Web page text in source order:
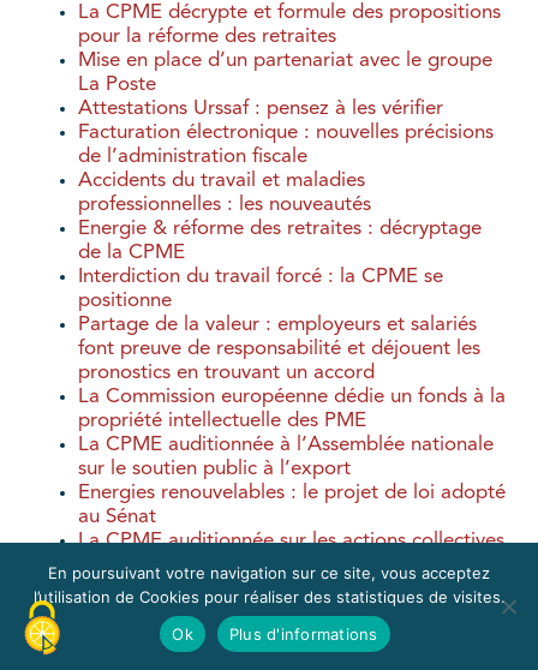
La CPME décrypte et formule des propositions
pour la réforme des retraites
Mise en place d’un partenariat avec le groupe
La Poste
Attestations Urssaf : pensez à les vérifier
Facturation électronique : nouvelles précisions
de l’administration fiscale
Accidents du travail et maladies
professionnelles : les nouveautés
Energie & réforme des retraites : décryptage
de la CPME
Interdiction du travail forcé : la CPME se
positionne
Partage de la valeur : employeurs et salariés
font preuve de responsabilité et déjouent les
pronostics en trouvant un accord
La Commission européenne dédie un fonds à la
propriété intellectuelle des PME
La CPME auditionnée à l’Assemblée nationale
sur le soutien public à l’export
Energies renouvelables : le projet de loi adopté
au Sénat
La CPME auditionnée sur les actions collectives
et l’énergie
Bulletins de paie, guide du recrutement, index
d’égalité professionnelle : les nouveautés
Accord des partenaires sociaux sur le partage
En poursuivant votre navigation sur ce site, vous acceptez
l’utilisation de Cookies pour réaliser des statistiques de visites.
Ok
Plus d'informations